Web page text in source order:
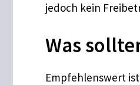
jedoch kein
Was
Empfehlenswert